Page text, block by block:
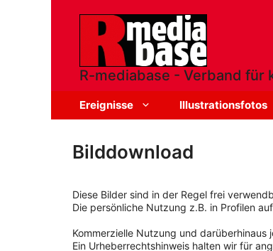
R-mediabase - Verband für
Ereignisse Illustrationsfotos
Bilddownload
Diese Bilder sind in der Regel frei
Die persönliche Nutzung z.B. in Profilen
Kommerzielle Nutzung und
Ein Urheberrechtshinweis halten wir für